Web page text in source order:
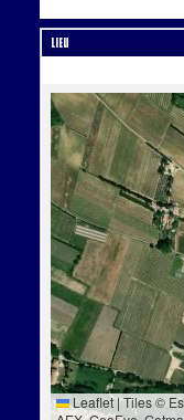
Lieu
Leaflet |Tiles ©